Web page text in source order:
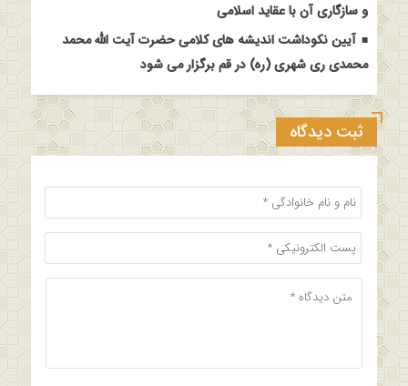
و سازگاری آن با عقاید اسلامی
آیین نکوداشت اندیشه های کلامی حضرت آیت الله محمد
محمدی ری شهری (ره) در قم برگزار می شود
ثبت دیدگاه